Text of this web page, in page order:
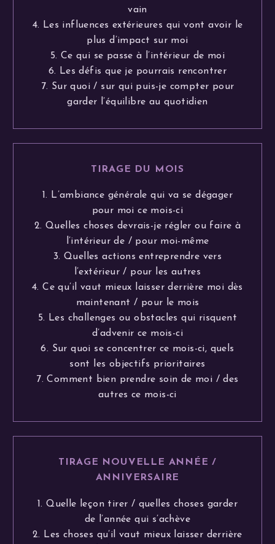
vain
4. Les influences extérieures qui vont avoir le
plus d’impact sur moi
5. Ce qui se passe à l’intérieur de moi
6. Les défis que je pourrais rencontrer
7. Sur quoi / sur qui puis-je compter pour
garder l’équilibre au quotidien
TIRAGE DU MOIS
1. L’ambiance générale qui va se dégager
pour moi ce mois-ci
2. Quelles choses devrais-je régler ou faire à
l’intérieur de / pour moi-même
3. Quelles actions entreprendre vers
l’extérieur / pour les autres
4. Ce qu’il vaut mieux laisser derrière moi dès
maintenant / pour le mois
5. Les challenges ou obstacles qui risquent
d’advenir ce mois-ci
6. Sur quoi se concentrer ce mois-ci, quels
sont les objectifs prioritaires
7. Comment bien prendre soin de moi / des
autres ce mois-ci
TIRAGE NOUVELLE ANNÉE /
ANNIVERSAIRE
1. Quelle leçon tirer / quelles choses garder
de l’année qui s’achève
2. Les choses qu’il vaut mieux laisser derrière